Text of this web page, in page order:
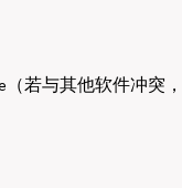
（若与其他软件冲突